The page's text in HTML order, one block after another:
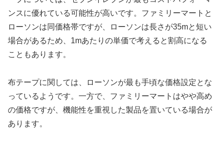
ンスに優れている可能性が高いです。ファミリーマートと
ローソンは同価格帯ですが、ローソンは長さが35mと短い
場合があるため、1mあたりの単価で考えると割高になる
こともあります。
布テープに関しては、ローソンが最も手頃な価格設定とな
っているようです。一方で、ファミリーマートはやや高め
の価格ですが、機能性を重視した製品を置いている場合が
あります。